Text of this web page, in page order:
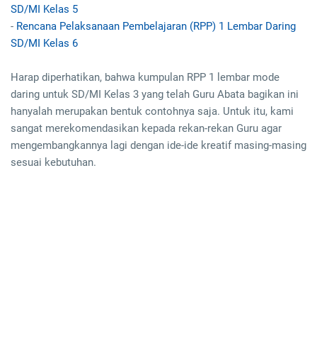
SD/MI Kelas 5
- Rencana Pelaksanaan Pembelajaran (RPP) 1 Lembar Daring
SD/MI Kelas 6
Harap diperhatikan, bahwa kumpulan RPP 1 lembar mode
daring untuk SD/MI Kelas 3 yang telah Guru Abata bagikan ini
hanyalah merupakan bentuk contohnya saja. Untuk itu, kami
sangat merekomendasikan kepada rekan-rekan Guru agar
mengembangkannya lagi dengan ide-ide kreatif masing-masing
sesuai kebutuhan.